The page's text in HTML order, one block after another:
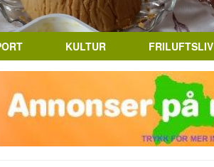
KULTUR FRILUFTSLIV